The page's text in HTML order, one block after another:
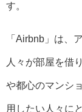
す。
「Airbnb」は、
人々が部屋を借
や都心のマンシ
用したい人々に